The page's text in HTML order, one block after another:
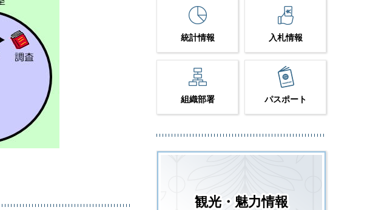
統計情報 入札情報
組織部署 パスポート
観光・魅力情報